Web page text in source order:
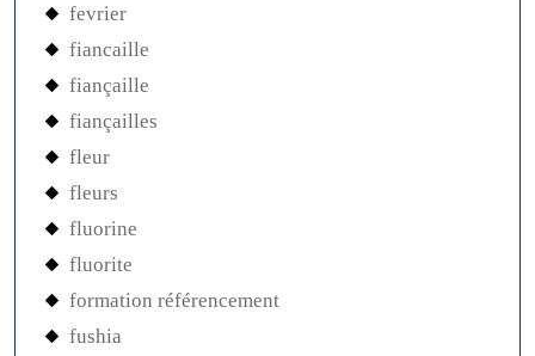
fevrier
fiancaille
fiançaille
fiançailles
fleur
fleurs
fluorine
fluorite
formation référencement
fushia